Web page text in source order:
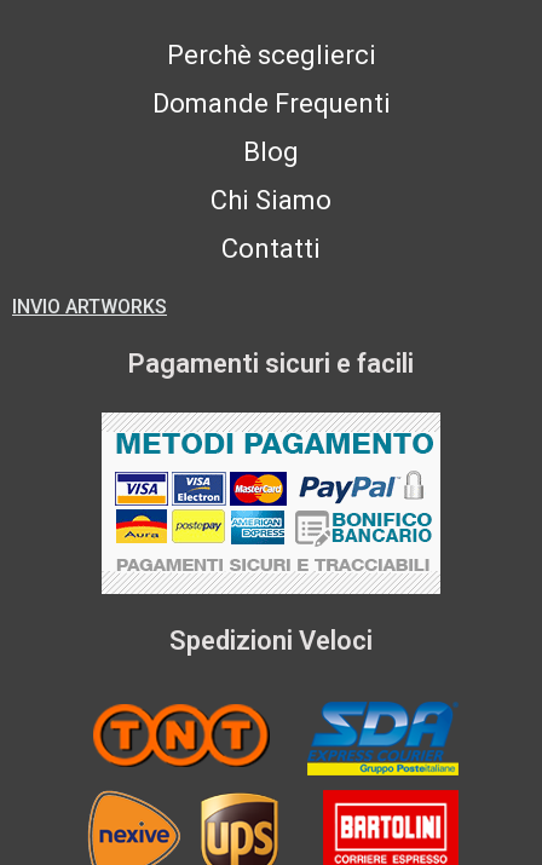
Perchè sceglierci
Domande Frequenti
Blog
Chi Siamo
Contatti
INVIO ARTWORKS
Pagamenti sicuri e facili
Spedizioni Veloci